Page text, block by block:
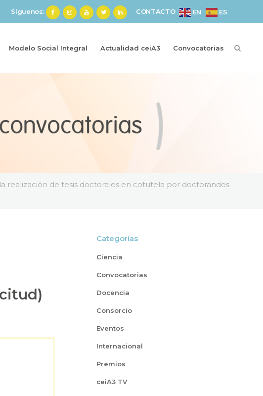
Síguenos: CONTACTO EN ES
Modelo Social Integral Actualidad ceiA3 Convocatorias
realización de tesis doctorales en cotutela por doctorandos
Categorías
Ciencia
Convocatorias
Docencia
Consorcio
Eventos
Internacional
Premios
ceiA3 TV